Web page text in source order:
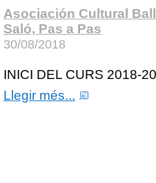
Asociación Cultural
Saló, Pas a Pas
30/08/2018
INICI DEL CURS 2018-
Llegir més...